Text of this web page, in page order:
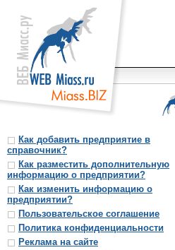
Как добавить предприятие в
справочник?
Как разместить дополнительную
информацию о предприятии?
Как изменить информацию о
предприятии?
Пользовательское соглашение
Политика конфиденциальности
Реклама на сайте